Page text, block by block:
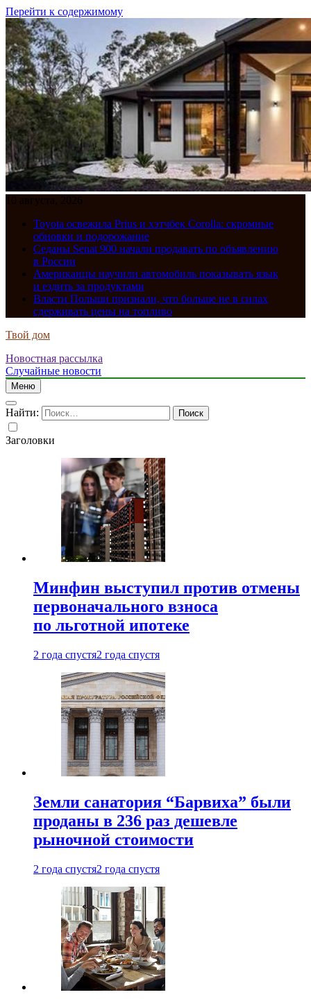
Перейти к содержимому
10 августа, 2026
Toyota освежила Prius и хэтчбек Corolla: скромные
обновки и подорожание
Седаны Senat 900 начали продавать по объявлению
в России
Американцы научили автомобиль показывать язык
и ездить за продуктами
Власти Польши признали, что больше не в силах
сдерживать цены на топливо
Твой дом
Новостная рассылка
Случайные новости
Меню
Найти:
Заголовки
Минфин выступил против отмены
первоначального взноса
по льготной ипотеке
2 года спустя2 года спустя
Земли санатория “Барвиха” были
проданы в 236 раз дешевле
рыночной стоимости
2 года спустя2 года спустя